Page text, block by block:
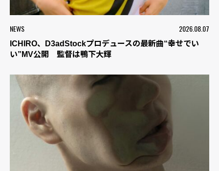
NEWS 2026.08.07
ICHIRO、D3adStockプロデュースの最新曲“幸せでい
い”MV公開 監督は鴨下大輝